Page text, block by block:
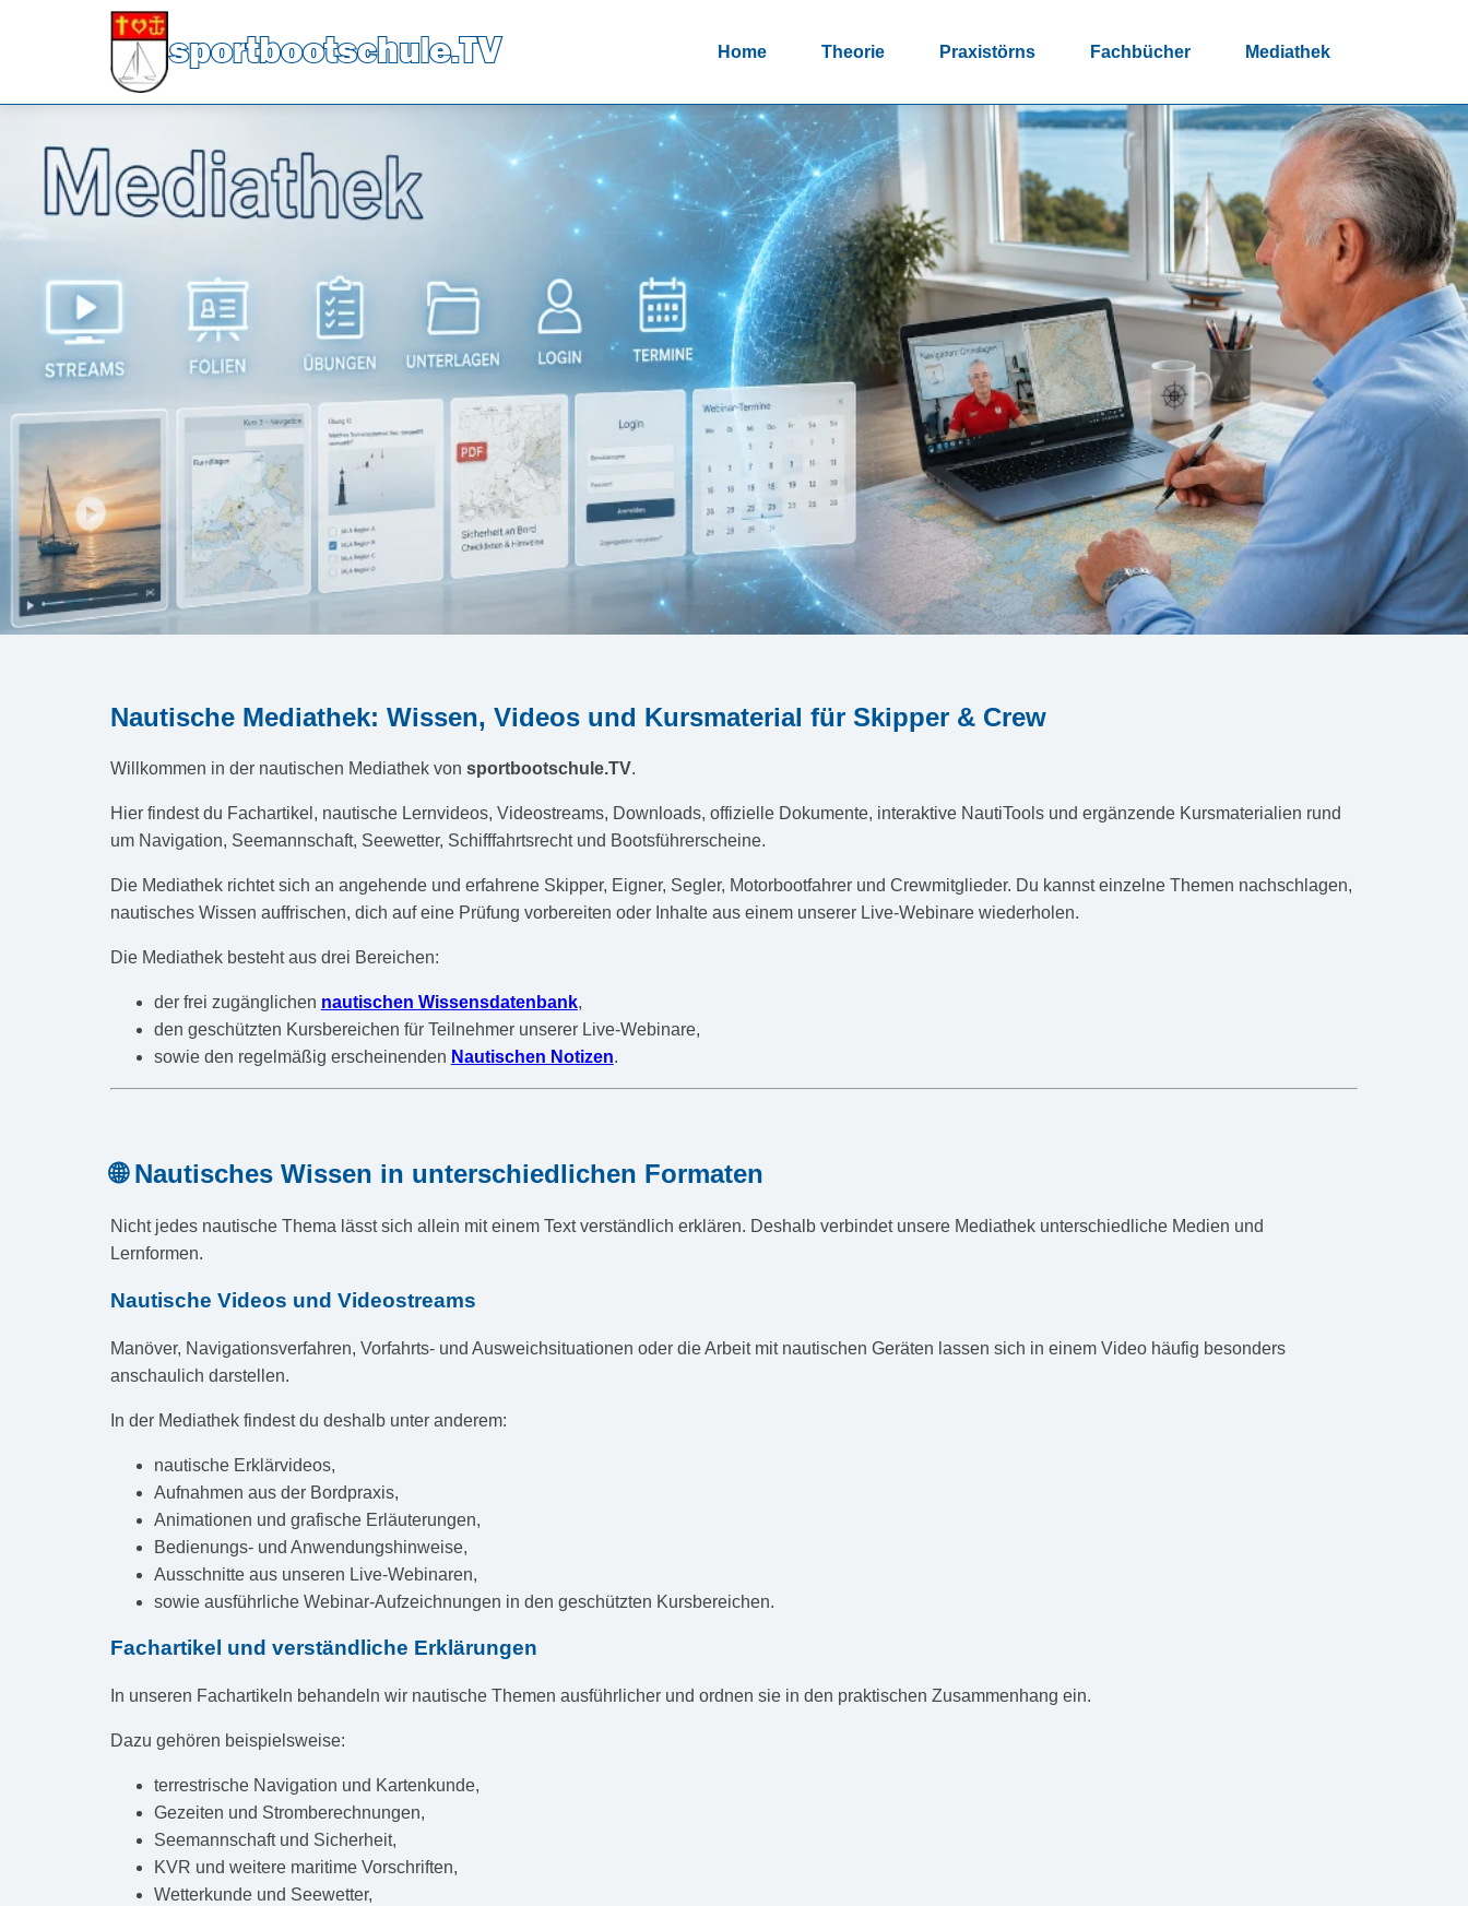
sportbootschule.TV Home Theorie Praxistörns Fachbücher Mediathek
Nautische Mediathek: Wissen, Videos und Kursmaterial für Skipper & Crew
Willkommen in der nautischen Mediathek von sportbootschule.TV.
Hier findest du Fachartikel, nautische Lernvideos, Videostreams, Downloads, offizielle Dokumente, interaktive NautiTools und ergänzende Kursmaterialien rund
um Navigation, Seemannschaft, Seewetter, Schifffahrtsrecht und Bootsführerscheine.
Die Mediathek richtet sich an angehende und erfahrene Skipper, Eigner, Segler, Motorbootfahrer und Crewmitglieder. Du kannst einzelne Themen nachschlagen,
nautisches Wissen auffrischen, dich auf eine Prüfung vorbereiten oder Inhalte aus einem unserer Live-Webinare wiederholen.
Die Mediathek besteht aus drei Bereichen:
der frei zugänglichen nautischen Wissensdatenbank,
den geschützten Kursbereichen für Teilnehmer unserer Live-Webinare,
sowie den regelmäßig erscheinenden Nautischen Notizen.
🌐 Nautisches Wissen in unterschiedlichen Formaten
Nicht jedes nautische Thema lässt sich allein mit einem Text verständlich erklären. Deshalb verbindet unsere Mediathek unterschiedliche Medien und
Lernformen.
Nautische Videos und Videostreams
Manöver, Navigationsverfahren, Vorfahrts- und Ausweichsituationen oder die Arbeit mit nautischen Geräten lassen sich in einem Video häufig besonders
anschaulich darstellen.
In der Mediathek findest du deshalb unter anderem:
nautische Erklärvideos,
Aufnahmen aus der Bordpraxis,
Animationen und grafische Erläuterungen,
Bedienungs- und Anwendungshinweise,
Ausschnitte aus unseren Live-Webinaren,
sowie ausführliche Webinar-Aufzeichnungen in den geschützten Kursbereichen.
Fachartikel und verständliche Erklärungen
In unseren Fachartikeln behandeln wir nautische Themen ausführlicher und ordnen sie in den praktischen Zusammenhang ein.
Dazu gehören beispielsweise:
terrestrische Navigation und Kartenkunde,
Gezeiten und Stromberechnungen,
Seemannschaft und Sicherheit,
KVR und weitere maritime Vorschriften,
Wetterkunde und Seewetter,